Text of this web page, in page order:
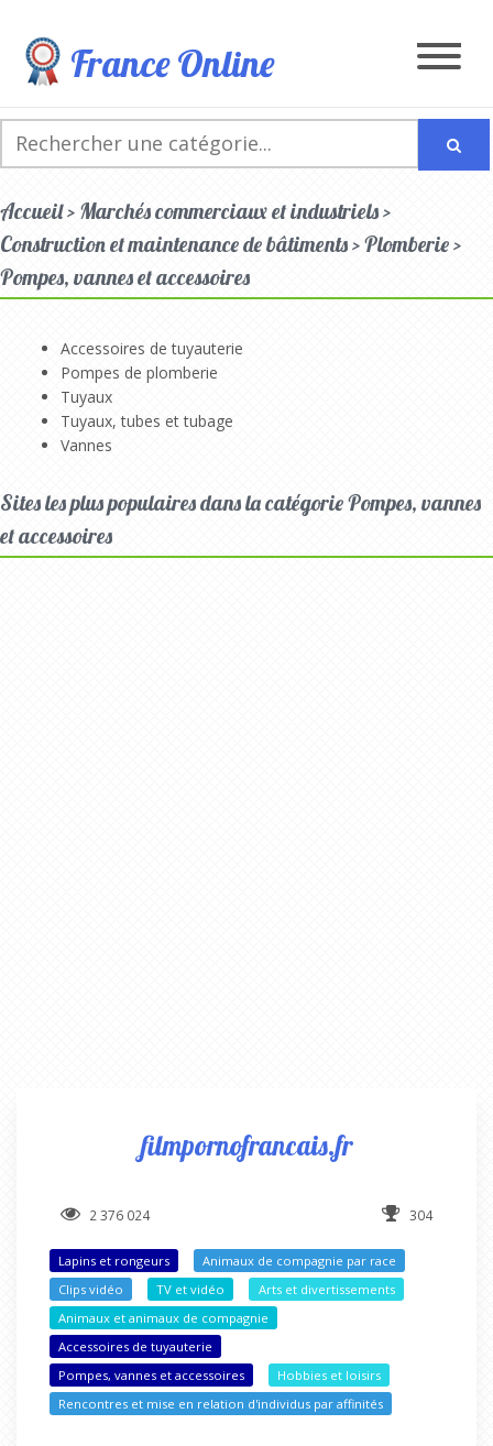
France Online
Accueil > Marchés commerciaux et industriels >
Construction et maintenance de bâtiments > Plomberie >
Pompes, vannes et accessoires
Accessoires de tuyauterie
Pompes de plomberie
Tuyaux
Tuyaux, tubes et tubage
Vannes
Sites les plus populaires dans la catégorie Pompes, vannes
et accessoires
filmpornofrancais.fr
2 376 024 304
Lapins et rongeurs
Animaux de compagnie par race
Clips vidéo
TV et vidéo
Arts et divertissements
Animaux et animaux de compagnie
Accessoires de tuyauterie
Pompes, vannes et accessoires
Hobbies et loisirs
Rencontres et mise en relation d'individus par affinités